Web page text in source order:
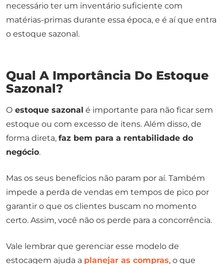
necessário ter um inventário suficiente com
matérias-primas durante essa época, e é aí que entra
o estoque sazonal.
Qual A Importância Do Estoque
Sazonal?
O estoque sazonal é importante para não ficar sem
estoque ou com excesso de itens. Além disso, de
forma direta, faz bem para a rentabilidade do
negócio.
Mas os seus benefícios não param por aí. Também
impede a perda de vendas em tempos de pico por
garantir o que os clientes buscam no momento
certo. Assim, você não os perde para a concorrência.
Vale lembrar que gerenciar esse modelo de
estocagem ajuda a planejar as compras, o que